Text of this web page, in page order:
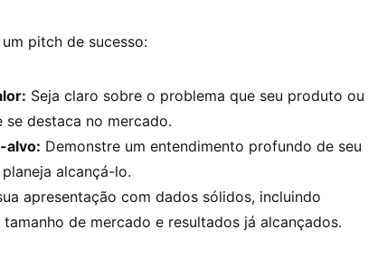
pitch de sucesso:
Seja claro sobre o problema que seu produto ou
destaca no mercado.
alvo: Demonstre um entendimento profundo de seu
alcançá-lo.
apresentação com dados sólidos, incluindo
de mercado e resultados já alcançados.